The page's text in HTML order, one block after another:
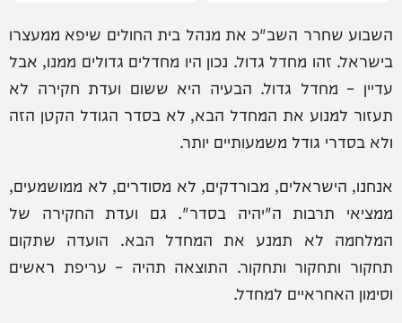
השבוע שחרר השב"כ את מנהל בית החולים שיפא ממעצרו
בישראל. זהו מחדל גדול. נכון היו מחדלים גדולים ממנו, אבל
עדיין – מחדל גדול. הבעיה היא ששום ועדת חקירה לא
תעזור למנוע את המחדל הבא, לא בסדר הגודל הקטן הזה
ולא בסדרי גודל משמעותיים יותר.
אנחנו, הישראלים, מבורדקים, לא מסודרים, לא ממושמעים,
ממציאי תרבות ה"יהיה בסדר". גם ועדת החקירה של
המלחמה לא תמנע את המחדל הבא. הועדה שתקום
תחקור ותחקור ותחקור. התוצאה תהיה – עריפת ראשים
וסימון האחראיים למחדל.